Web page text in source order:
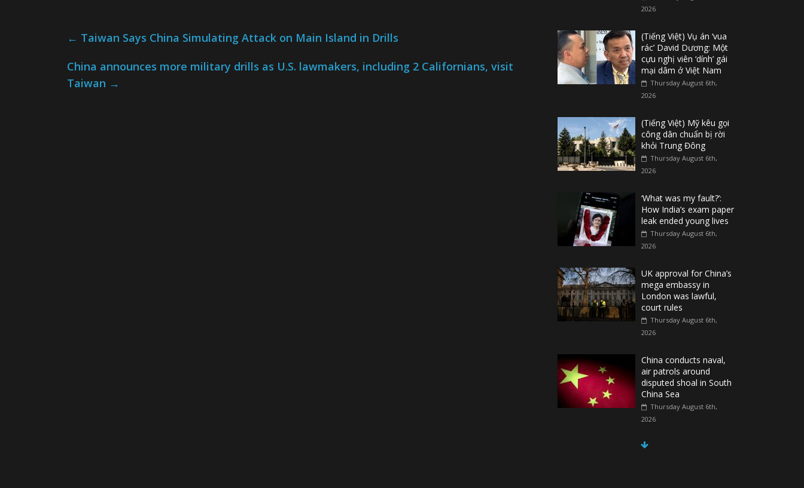
← Taiwan Says China Simulating Attack on Main Island in Drills
China announces more military drills as U.S. lawmakers, including 2 Californians, visit
Taiwan →
2026
(Tiếng Việt) Vụ án ‘vua
rác’ David Dương: Một
cựu nghị viên ‘dính’ gái
mại dâm ở Việt Nam
Thursday August 6th,
2026
(Tiếng Việt) Mỹ kêu gọi
công dân chuẩn bị rời
khỏi Trung Đông
Thursday August 6th,
2026
‘What was my fault?’:
How India’s exam paper
leak ended young lives
Thursday August 6th,
2026
UK approval for China’s
mega embassy in
London was lawful,
court rules
Thursday August 6th,
2026
China conducts naval,
air patrols around
disputed shoal in South
China Sea
Thursday August 6th,
2026
Spain Regains Control